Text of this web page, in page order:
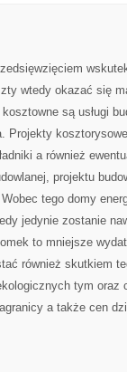
wtedy okazać się
są usługi
Projekty
a również
projektu
tego domy
jedynie zostanie
to mniejsze
również skutkiem
tym
a także cen